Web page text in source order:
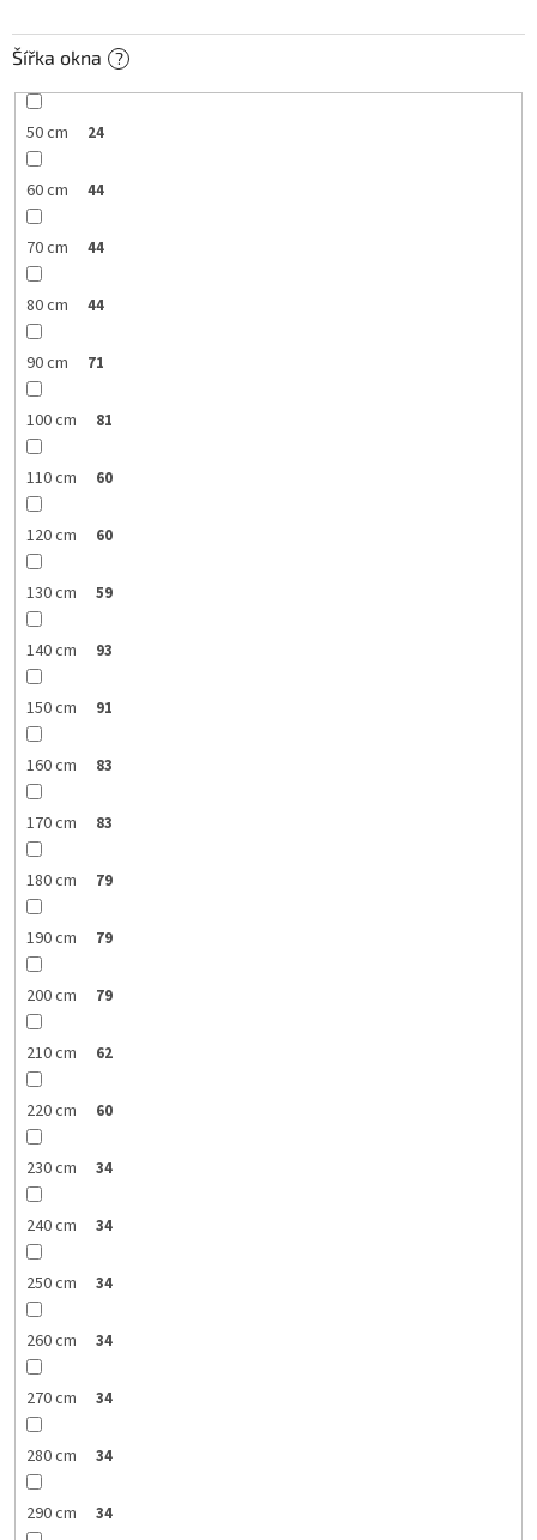
Šířka okna ?
50 cm 24
60 cm 44
70 cm 44
80 cm 44
90 cm 71
100 cm 81
110 cm 60
120 cm 60
130 cm 59
140 cm 93
150 cm 91
160 cm 83
170 cm 83
180 cm 79
190 cm 79
200 cm 79
210 cm 62
220 cm 60
230 cm 34
240 cm 34
250 cm 34
260 cm 34
270 cm 34
280 cm 34
290 cm 34